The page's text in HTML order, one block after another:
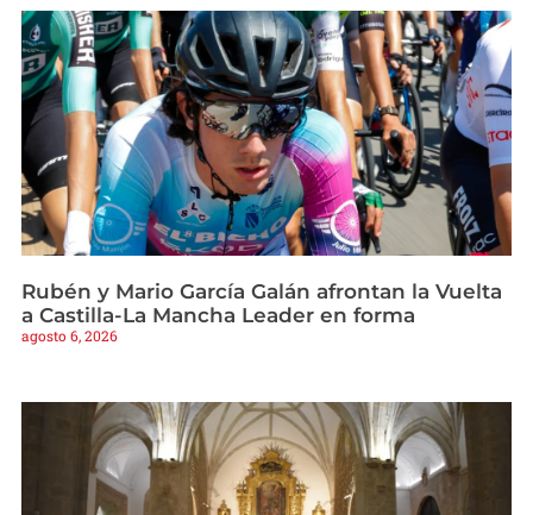
Rubén y Mario García Galán afrontan la Vuelta
a Castilla-La Mancha Leader en forma
agosto 6, 2026